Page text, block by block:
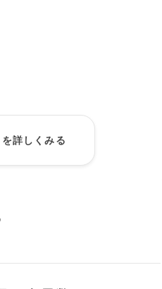
を詳しくみる